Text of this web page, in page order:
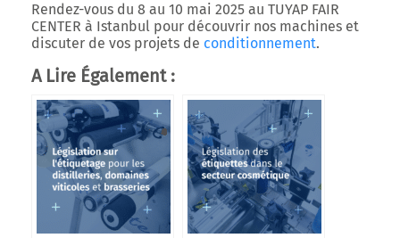
Rendez-vous du 8 au 10 mai 2025 au TUYAP FAIR
CENTER à Istanbul pour découvrir nos machines et
discuter de vos projets de conditionnement.
A Lire Également :